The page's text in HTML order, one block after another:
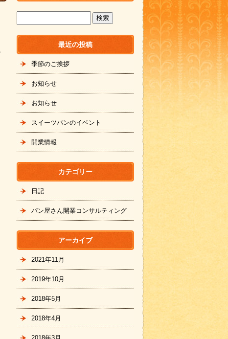
最近の投稿
季節のご挨拶
お知らせ
お知らせ
スイーツパンのイベント
開業情報
カテゴリー
日記
パン屋さん開業コンサルティング
アーカイブ
2021年11月
2019年10月
2018年5月
2018年4月